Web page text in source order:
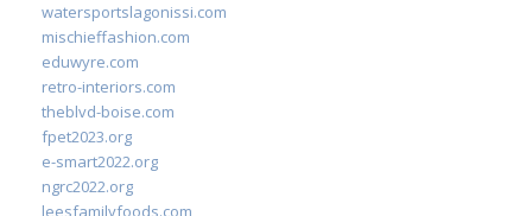
watersportslagonissi.com
mischieffashion.com
eduwyre.com
retro-interiors.com
theblvd-boise.com
fpet2023.org
e-smart2022.org
ngrc2022.org
leesfamilyfoods.com